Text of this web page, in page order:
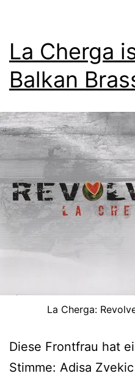
La Cherga
Balkan
La Cherga:
Diese Frontfrau hat
Stimme: Adisa